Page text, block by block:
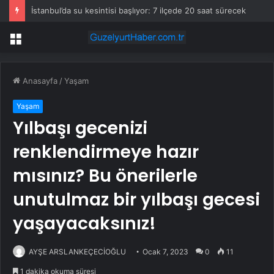
İstanbul’da su kesintisi başlıyor: 7 ilçede 20 saat sürecek
Menü
Anasayfa /Yaşam
Yaşam
Yılbaşı gecenizi
renklendirmeye hazır
mısınız? Bu önerilerle
unutulmaz bir yılbaşı gecesi
yaşayacaksınız!
AYŞE ARSLANKEÇECİOĞLU Ocak 7, 2023 0 11
1 dakika okuma süresi